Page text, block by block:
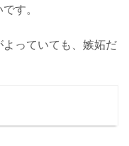
す。
っていても、嫉妬だ